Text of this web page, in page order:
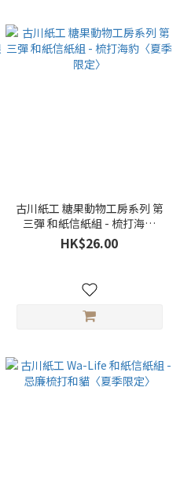
古川紙工 糖果動物工房系列 第
三彈 和紙信紙組 - 梳打海豹
〈夏季限定〉
HK$26.00